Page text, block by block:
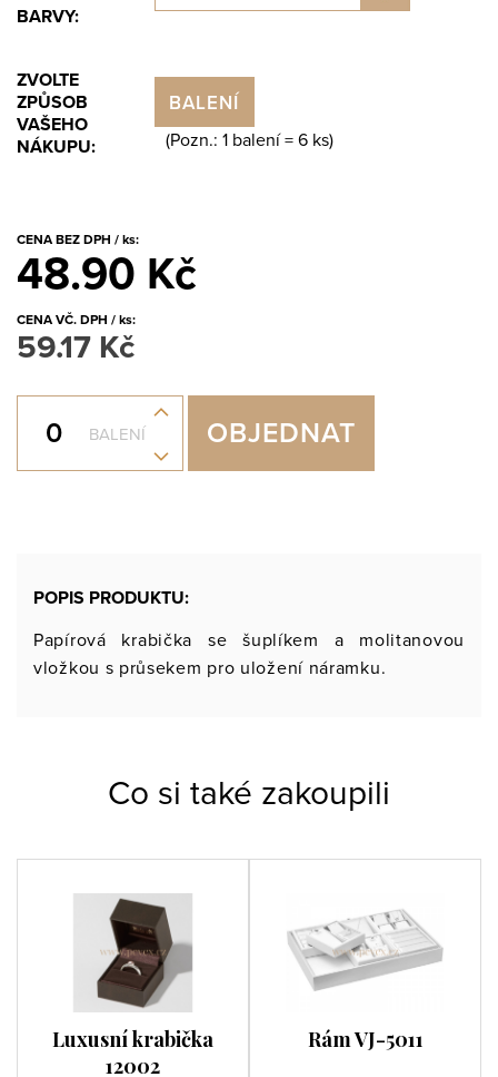
BARVY:
ZVOLTE
ZPŮSOB
VAŠEHO
NÁKUPU:
BALENÍ
(Pozn.: 1 balení = 6ks)
CENA BEZ DPH / ks:
48.90 Kč
CENA VČ. DPH / ks:
59.17 Kč
BALENÍ
+
-
OBJEDNAT
POPIS PRODUKTU:
Papírová krabička se šuplíkem a molitanovou
vložkou s průsekem pro uložení náramku.
Co si také zakoupili
Luxusní krabička
12002
Rám VJ-5011